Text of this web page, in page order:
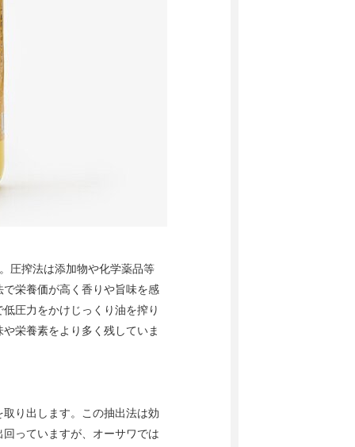
圧搾法は添加物や化学薬品等
栄養価が高く香りや旨味を感
圧力をかけじっくり油を搾り
栄養素をより多く残していま
り出します。この抽出法は効
っていますが、オーサワでは